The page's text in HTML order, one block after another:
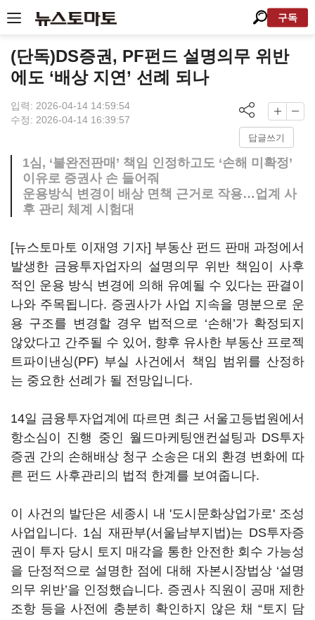
구독
(단독)DS증권, PF펀드 설명의무 위반
에도 ‘배상 지연’ 선례 되나
입력: 2026-04-14 14:59:54
수정: 2026-04-14 16:39:57
답글쓰기
1심, ‘불완전판매’ 책임 인정하고도 ‘손해 미확정’
이유로 증권사 손 들어줘
운용방식 변경이 배상 면책 근거로 작용…업계 사
후 관리 체계 시험대
[뉴스토마토 이재영 기자] 부동산 펀드 판매 과정에서
발생한 금융투자업자의 설명의무 위반 책임이 사후
적인 운용 방식 변경에 의해 유예될 수 있다는 판결이
나와 주목됩니다. 증권사가 사업 지속을 명분으로 운
용 구조를 변경할 경우 법적으로 ‘손해’가 확정되지
않았다고 간주될 수 있어, 향후 유사한 부동산 프로젝
트파이낸싱(PF) 부실 사건에서 책임 범위를 산정하
는 중요한 선례가 될 전망입니다.
14일 금융투자업계에 따르면 최근 서울고등법원에서
항소심이 진행 중인 월드마케팅앤컨설팅과 DS투자
증권 간의 손해배상 청구 소송은 대외 환경 변화에 따
른 펀드 사후관리의 법적 한계를 보여줍니다.
이 사건의 발단은 세종시 내 '도시문화상업가로' 조성
사업입니다. 1심 재판부(서울남부지법)는 DS투자증
권이 투자 당시 토지 매각을 통한 안전한 회수 가능성
을 단정적으로 설명한 점에 대해 자본시장법상 ‘설명
의무 위반’을 인정했습니다. 증권사 직원이 공매 제한
조항 등을 사전에 충분히 확인하지 않은 채 “토지 담